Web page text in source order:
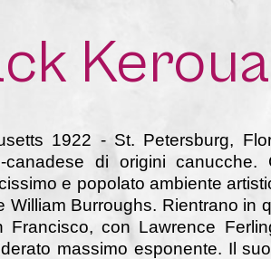
1922 - St. Petersburg,
di origini
e popolato ambiente
Burroughs. Rientrano in
con Lawrence
massimo esponente. Il